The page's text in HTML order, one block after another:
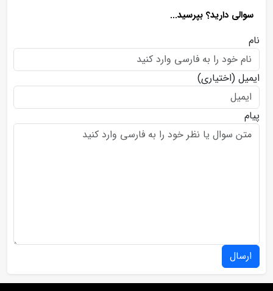
سوالی دارید؟ بپرسید...
نام
ایمیل (اختیاری)
پیام
ارسال